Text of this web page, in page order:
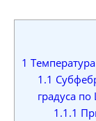
1
1.1
градуса
1.1.1